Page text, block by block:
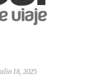
18, 2025